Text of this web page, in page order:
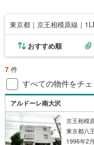
東京都｜京王相模原線｜
おすすめ順
7 件
すべての物件をチ
アルドーレ南大沢
京王相模
東京都八
1996年2